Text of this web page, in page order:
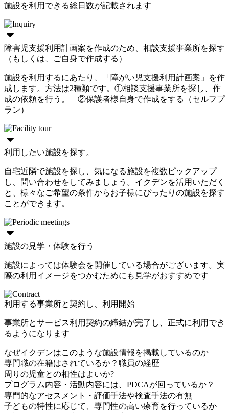
施設を利用できる総日数が記載されます
障害児支援利用計画案を作成のため、相談支援事業所を探す
（もしくは、ご自身で作成する）
施設を利用するにあたり、「障がい児支援利用計画案」を作
成します。方法は2種類です。①相談支援事業所を探し、作
成の依頼を行う。 ②保護者様自身で作成をする（セルフプ
ラン）
利用したい施設を探す。
自宅近隣で施設を探し、気になる施設を複数ピックアップ
し、問い合わせをしてみましょう。イクデンを活用いただく
と、様々なご希望の条件からお子様にぴったりの施設を探す
ことができます。
施設の見学・体験を行う
施設によっては体験会を開催している場合がございます。実
際の利用イメージをつかむためにも見学がおすすめです
利用する事業所と契約し、利用開始
事業所とサービス利用契約の締結が完了し、正式に利用でき
るようになります
なぜイクデンはこのような施設情報を掲載しているのか
専門職の在籍はされているか？職員の経歴
周りの児童との相性はよいか?
プログラム内容・活動内容には、PDCAが回っているか？
専門的なアセスメント・評価手法や検査手法の有無
子どもの特性に応じて、専門性の高い療育を行っているか